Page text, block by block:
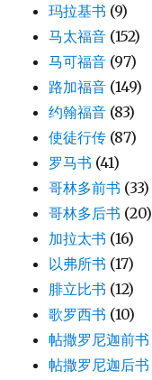
玛拉基书 (9)
马太福音 (152)
马可福音 (97)
路加福音 (149)
约翰福音 (83)
使徒行传 (87)
罗马书 (41)
哥林多前书 (33)
哥林多后书 (20)
加拉太书 (16)
以弗所书 (17)
腓立比书 (12)
歌罗西书 (10)
帖撒罗尼迦前书
帖撒罗尼迦后书